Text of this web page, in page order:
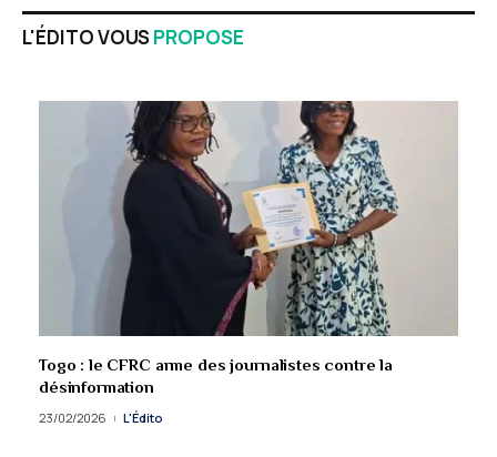
L'ÉDITO VOUSPROPOSE
Togo : le CFRC arme des journalistes contre la
désinformation
23/02/2026 L'Édito